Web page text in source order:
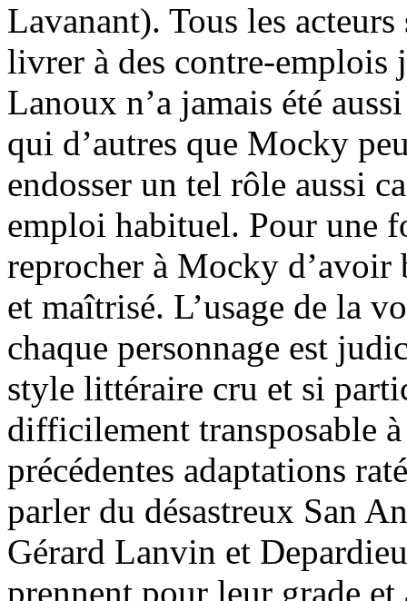
Lavanant). Tous les
livrer à des contre-
Lanoux n’a jamais été
qui d’autres que Mocky
endosser un tel rôle aussi
emploi habituel. Pour une
reprocher à Mocky d’avoir
et maîtrisé. L’usage de la
chaque personnage est
style littéraire cru et si
difficilement transposable
précédentes adaptations
parler du désastreux San
Gérard Lanvin et
prennent pour leur grade